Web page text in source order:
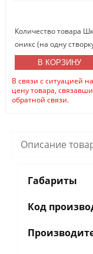
Количество товара
оникс (на одну
В КОРЗИНУ
В связи с ситуацией
цену товара,
обратной связи.
Описание
Габариты
Код